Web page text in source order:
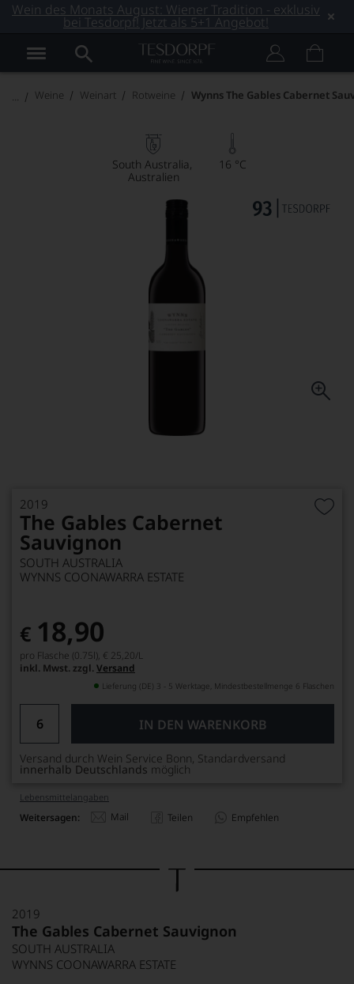
Wein des Monats August: Wiener Tradition - exklusiv
bei Tesdorpf! Jetzt als 5+1 Angebot!
Weine Weinart Rotweine Wynns The Gables Cabernet
South Australia
Australien
16 °C
2019
The Gables Cabernet
Sauvignon
SOUTH AUSTRALIA
WYNNS COONAWARRA ESTATE
€ 18,90
pro Flasche (0.75l), € 25,20/L
inkl. Mwst. zzgl. Versand
Lieferung (DE) 3 - 5 Werktage, Mindestbestellmenge 6 Flaschen
IN DEN WARENKORB
Versand durch Wein Service Bonn, Standardversand
innerhalb Deutschlands möglich
Lebensmittel­angaben
Weitersagen: Mail Teilen Empfehlen
2019
The Gables Cabernet Sauvignon
SOUTH AUSTRALIA
WYNNS COONAWARRA ESTATE